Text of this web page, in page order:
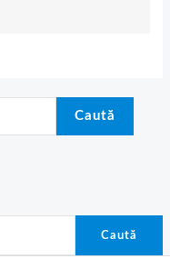
Caută
Caută